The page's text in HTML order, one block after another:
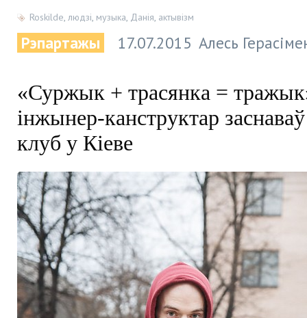
Roskilde, людзі, музыка, Данія, актывізм
Рэпартажы 17.07.2015 Алесь
«Суржык + трасянка =
інжынер-канструктар
клуб у Кіеве